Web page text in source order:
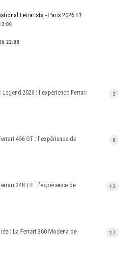
Ferrarista - Paris 2026 17
22:00
2
2026 : l'expérience Ferrari
8
456 GT : l’expérience de
13
348 TB : l’expérience de
17
: La Ferrari 360 Modena de